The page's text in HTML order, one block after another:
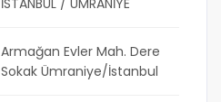
İSTANBUL / ÜMRANİYE
Armağan Evler Mah. Dere
Sokak Ümraniye/İstanbul